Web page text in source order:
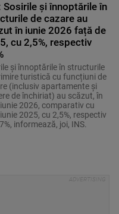
Sosirile și înnoptările în
de cazare au
în iunie 2026 față de
cu 2,5%, respectiv
și înnoptările în structurile
turistică cu funcțiuni de
(inclusiv apartamente și
de închiriat) au scăzut, în
iunie 2026, comparativ cu
2025, cu 2,5%, respectiv
informează, joi, INS.